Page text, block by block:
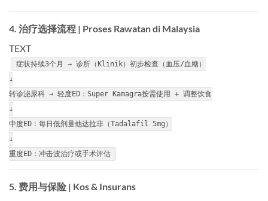
4. 治疗选择流程 | Proses Rawatan di Malaysia
TEXT
症状持续3个月 → 诊所（Klinik）初步检查（血压/血糖）
↓
转诊泌尿科 → 轻度ED：Super Kamagra按需使用 + 调整饮食
↓
中度ED：每日低剂量他达拉非（Tadalafil 5mg）
↓
重度ED：冲击波治疗或手术评估
5. 费用与保险 | Kos & Insurans